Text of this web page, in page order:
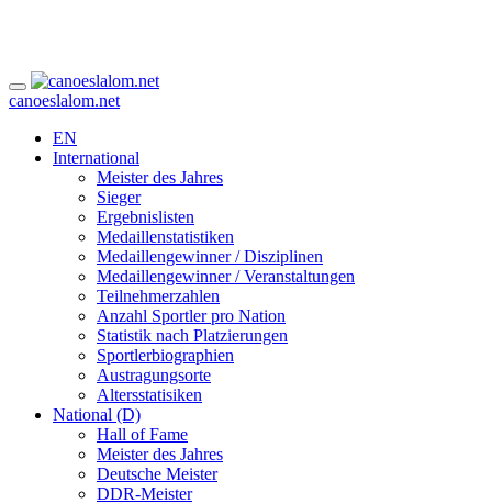
canoeslalom.net
EN
International
Meister des Jahres
Sieger
Ergebnislisten
Medaillenstatistiken
Medaillengewinner / Disziplinen
Medaillengewinner / Veranstaltungen
Teilnehmerzahlen
Anzahl Sportler pro Nation
Statistik nach Platzierungen
Sportlerbiographien
Austragungsorte
Altersstatisiken
National (D)
Hall of Fame
Meister des Jahres
Deutsche Meister
DDR-Meister